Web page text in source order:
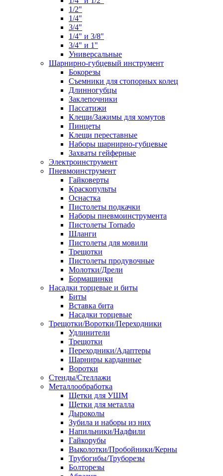
1/2"
1/4"
3/4"
1/4" и 3/8"
3/4" и 1"
Универсальные
Шарнирно-губцевый инструмент
Бокорезы
Съемники для стопорных колец
Длинногубцы
Заклепочники
Пассатижи
Клещи/Зажимы для хомутов
Пинцеты
Клещи переставные
Наборы шарнирно-губцевые
Захваты гейферные
Электроинструмент
Пневмоинструмент
Гайковерты
Краскопульты
Оснастка
Пистолеты подкачки
Наборы пневмоинструмента
Пистолеты Tornado
Шланги
Пистолеты для мовили
Трещотки
Пистолеты продувочные
Молотки/Дрели
Бормашинки
Насадки торцевые и биты
Биты
Вставка бита
Насадки торцевые
Трещотки/Воротки/Переходники
Удлинители
Трещотки
Переходники/Адаптеры
Шарниры карданные
Воротки
Стенды/Стеллажи
Металлообработка
Щетки для УШМ
Щетки для металла
Дыроколы
Зубила и наборы из них
Напильники/Надфили
Гайкорубы
Выколотки/Пробойники/Керны
Трубогибы/Труборезы
Болторезы